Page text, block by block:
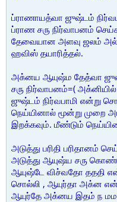
ப்ராணாயத்வா ஜுஷ்டம்
ப்ராண சரு நிர்வாபனம்
தேவையான அளவு ஜலம்
ஹவிஸ் தயாரித்தல்.
அக்னய ஆயுஷ்ம தேத்வா
சரு நிர்வாபனம்=(
ஜுஷ்டம் நிர்வபாமி என்று
நெய்யினால் மூன்று முறை
இறக்கவும். மீண்டும்
அடுத்து பரிதி பரிதானம்
அடுத்து ஆயுஷ்ய சரு
ஆயுஷ்டே விச்வதோ தததி
சொல்லி , ஆயுர்தா அக்ன
ஆயுர்தே அக்னய இதம் ந மம